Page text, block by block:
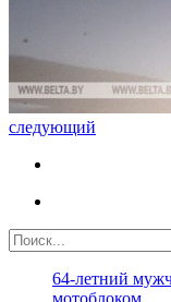
следующий
64-летний
мотоблоком